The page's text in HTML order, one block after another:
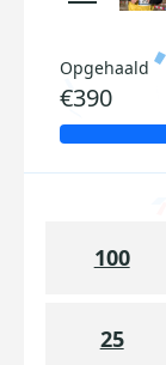
Opgehaald
€390
100
25